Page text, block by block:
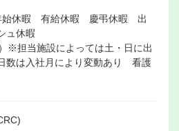
休暇 有給休暇 慶弔休暇 出
ュ休暇
※担当施設によっては土・日に出
は入社月により変動あり 看護